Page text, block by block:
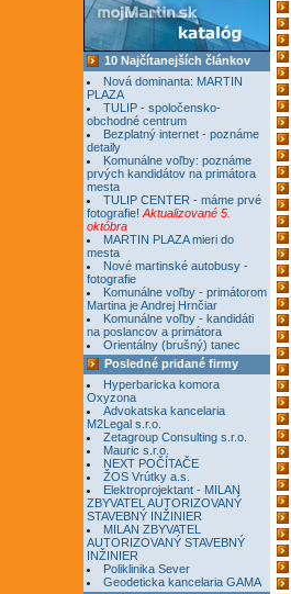
10 Najčítanejších článkov
Nová dominanta: MARTIN
PLAZA
TULIP - spoločensko-
obchodné centrum
Bezplatný internet - poznáme
detaily
Komunálne voľby: poznáme
prvých kandidátov na primátora
mesta
TULIP CENTER - máme prvé
fotografie! Aktualizované 5.
októbra
MARTIN PLAZA mieri do
mesta
Nové martinské autobusy -
fotografie
Komunálne voľby - primátorom
Martina je Andrej Hrnčiar
Komunálne voľby - kandidáti
na poslancov a primátora
Orientálny (brušný) tanec
Posledné pridané firmy
Hyperbaricka komora
Oxyzona
Advokatska kancelaria
M2Legal s.r.o.
Zetagroup Consulting s.r.o.
Mauric s.r.o.
NEXT POČÍTAČE
ŽOS Vrútky a.s.
Elektroprojektant - MILAN
ZBYVATEL AUTORIZOVANÝ
STAVEBNÝ INŽINIER
MILAN ZBYVATEL
AUTORIZOVANÝ STAVEBNÝ
INŽINIER
Poliklinika Sever
Geodeticka kancelaria GAMA